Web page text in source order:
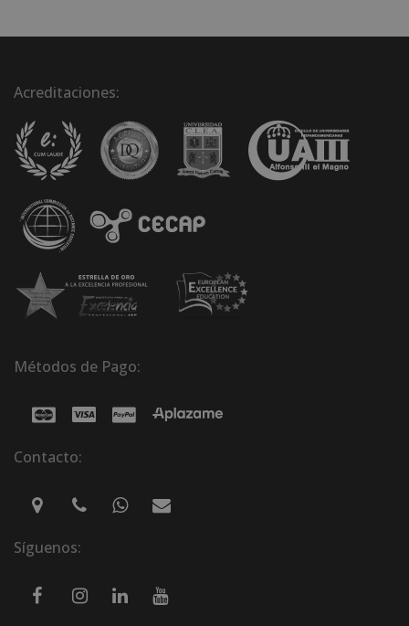
Acreditaciones:
Métodos de Pago:
Contacto:
Síguenos: